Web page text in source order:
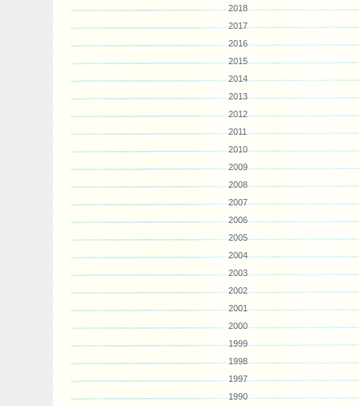
2018
2017
2016
2015
2014
2013
2012
2011
2010
2009
2008
2007
2006
2005
2004
2003
2002
2001
2000
1999
1998
1997
1990